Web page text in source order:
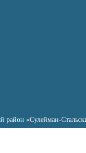
район «Сулейман-